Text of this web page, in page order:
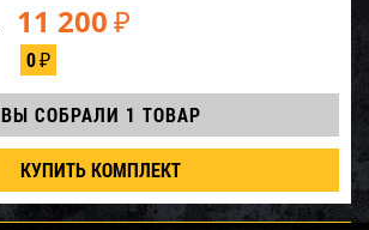
11 200 ₽
0₽
ВЫ СОБРАЛИ 1 ТОВАР
КУПИТЬ КОМПЛЕКТ